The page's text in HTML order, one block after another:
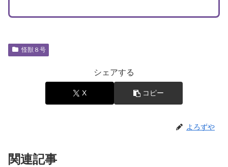
怪獣８号
シェアする
X コピー
よろずや
関連記事